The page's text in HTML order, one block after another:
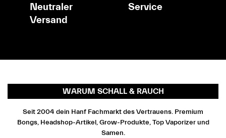
Neutraler
Versand
Service
WARUM SCHALL & RAUCH
Seit 2004 dein Hanf Fachmarkt des Vertrauens. Premium
Bongs, Headshop-Artikel, Grow-Produkte, Top Vaporizer und
Samen.